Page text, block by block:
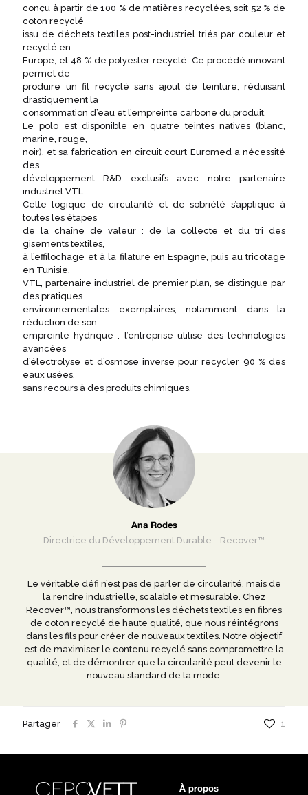
conçu à partir de 100 % de matières recyclées, soit 52 % de
coton recyclé
issu de déchets textiles post-industriel triés par couleur et
recyclé en
Europe, et 48 % de polyester recyclé. Ce procédé innovant
permet de
produire un fil recyclé sans ajout de teinture, réduisant
drastiquement la
consommation d’eau et l’empreinte carbone du produit.
Le polo est disponible en quatre teintes natives (blanc,
marine, rouge,
noir), et sa fabrication en circuit court Euromed a nécessité
des
développement R&D exclusifs avec notre partenaire
industriel VTL.
Cette logique de circularité et de sobriété s’applique à
toutes les étapes
de la chaîne de valeur : de la collecte et du tri des
gisements textiles,
à l’effilochage et à la filature en Espagne, puis au tricotage
en Tunisie.
VTL, partenaire industriel de premier plan, se distingue par
des pratiques
environnementales exemplaires, notamment dans la
réduction de son
empreinte hydrique : l’entreprise utilise des technologies
avancées
d’électrolyse et d’osmose inverse pour recycler 90 % des
eaux usées,
sans recours à des produits chimiques.
Ana Rodes
Directrice du Développement Durable - Recover™
Le véritable défi n’est pas de parler de circularité, mais de
la rendre industrielle, scalable et mesurable. Chez
Recover™, nous transformons les déchets textiles en fibres
de coton recyclé de haute qualité, que nous réintégrons
dans les fils pour créer de nouveaux textiles. Notre objectif
est de maximiser le contenu recyclé sans compromettre la
qualité, et de démontrer que la circularité peut devenir le
nouveau standard de la mode.
Partager 1
À propos